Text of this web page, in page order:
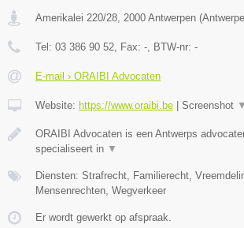
Amerikalei 220/28 2000 Antwerpen (
Tel: 03 386 90 52 , Fax: - , BTW-nr: -
E-mail › ORAIBI Advocaten
Website: https://www.oraibi.be | Screenshot ▼
ORAIBI Advocaten is een Antwerps
specialiseert in ▼
Diensten: Strafrecht, Familierecht,
Mensenrechten, Wegverkeer
Er wordt gewerkt op afspraak.